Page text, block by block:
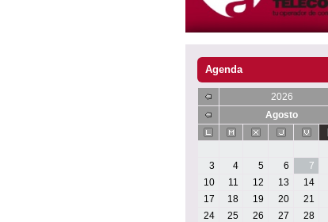
Agenda
2026
Agosto
3
4 5 6 7
10
11 12 13 14
17
18 19 20 21
24
25 26 27 28